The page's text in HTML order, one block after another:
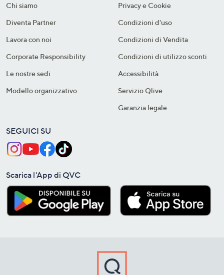
Chi siamo
Diventa Partner
Lavora con noi
Corporate Responsibility
Le nostre sedi
Modello organizzativo
Privacy e Cookie
Condizioni d'uso
Condizioni di Vendita
Condizioni di utilizzo sconti
Accessibilità
Servizio Qlive
Garanzia legale
SEGUICI SU
Scarica l'App di QVC